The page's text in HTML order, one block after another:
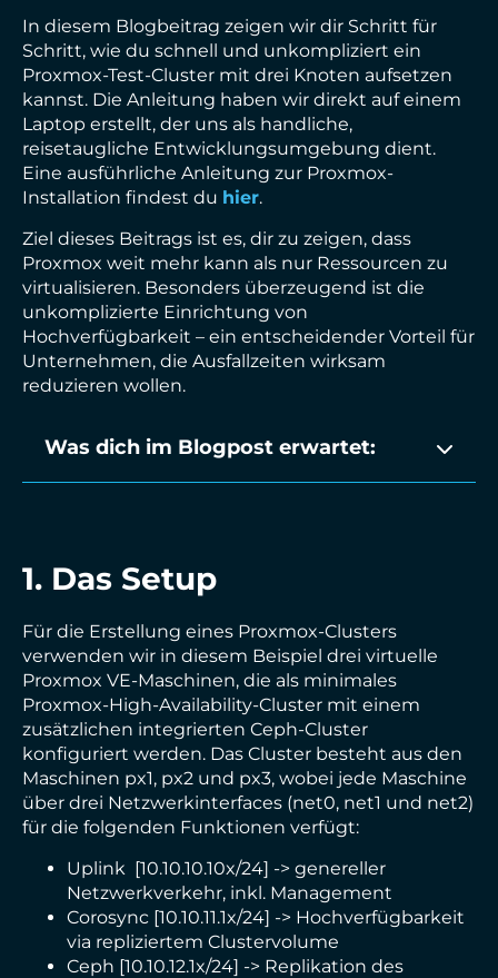
In diesem Blogbeitrag zeigen wir dir Schritt für
Schritt, wie du schnell und unkompliziert ein
Proxmox-Test-Cluster mit drei Knoten aufsetzen
kannst. Die Anleitung haben wir direkt auf einem
Laptop erstellt, der uns als handliche,
reisetaugliche Entwicklungsumgebung dient.
Eine ausführliche Anleitung zur Proxmox-
Installation findest du hier.
Ziel dieses Beitrags ist es, dir zu zeigen, dass
Proxmox weit mehr kann als nur Ressourcen zu
virtualisieren. Besonders überzeugend ist die
unkomplizierte Einrichtung von
Hochverfügbarkeit – ein entscheidender Vorteil für
Unternehmen, die Ausfallzeiten wirksam
reduzieren wollen.
Was dich im Blogpost erwartet:
1. Das Setup
Für die Erstellung eines Proxmox-Clusters
verwenden wir in diesem Beispiel drei virtuelle
Proxmox VE-Maschinen, die als minimales
Proxmox-High-Availability-Cluster mit einem
zusätzlichen integrierten Ceph-Cluster
konfiguriert werden. Das Cluster besteht aus den
Maschinen px1, px2 und px3, wobei jede Maschine
über drei Netzwerkinterfaces (net0, net1 und net2)
für die folgenden Funktionen verfügt:
Uplink [10.10.10.10x/24] -> genereller
Netzwerkverkehr, inkl. Management
Corosync [10.10.11.1x/24] -> Hochverfügbarkeit
via repliziertem Clustervolume
Ceph [10.10.12.1x/24] -> Replikation des